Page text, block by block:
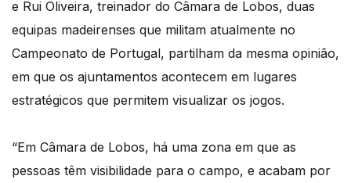
e Rui Oliveira, treinador do Câmara de Lobos, duas
equipas madeirenses que militam atualmente no
Campeonato de Portugal, partilham da mesma opinião,
em que os ajuntamentos acontecem em lugares
estratégicos que permitem visualizar os jogos.
“Em Câmara de Lobos, há uma zona em que as
pessoas têm visibilidade para o campo, e acabam por